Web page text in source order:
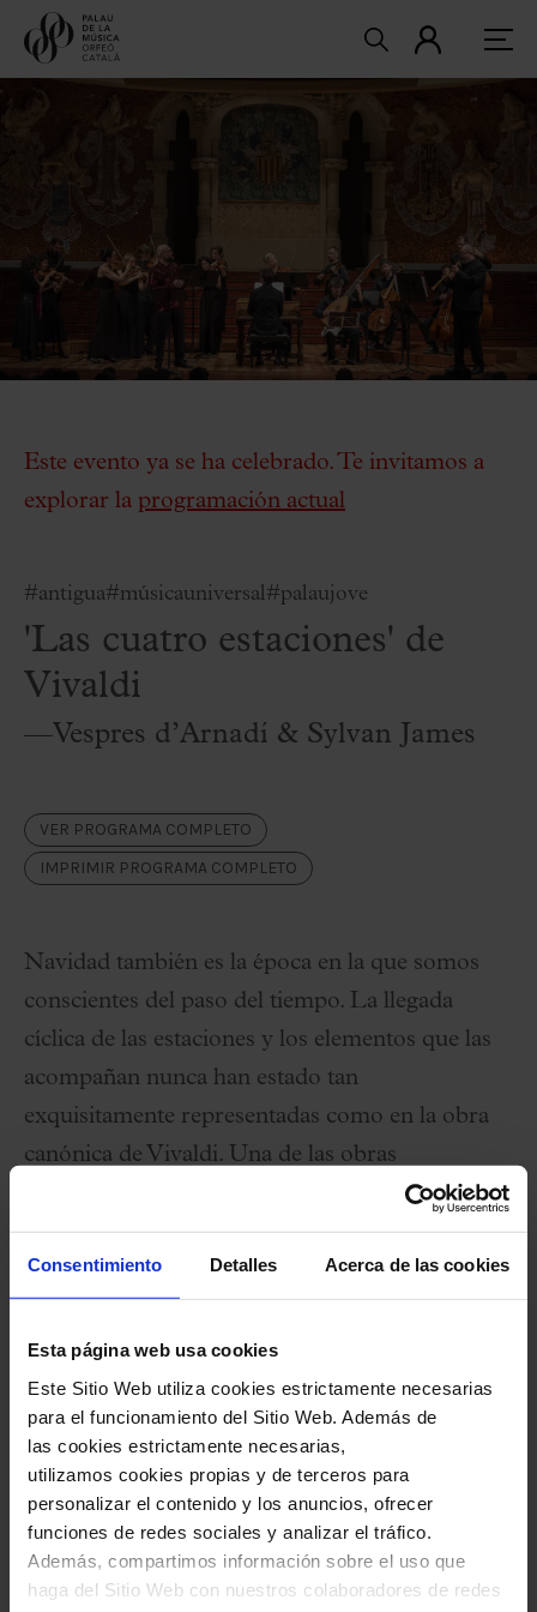
Consentimiento Detalles Acerca de las cookies
Esta página web usa cookies
Este Sitio Web utiliza cookies estrictamente necesarias
para el funcionamiento del Sitio Web. Además de
las cookies estrictamente necesarias,
utilizamos cookies propias y de terceros para
personalizar el contenido y los anuncios, ofrecer
funciones de redes sociales y analizar el tráfico.
Además, compartimos información sobre el uso que
haga del Sitio Web con nuestros colaboradores de redes
Este evento ya se ha celebrado. Te invitamos a
explorar la programación actual
#antigua#músicauniversal#palaujove
'Las cuatro estaciones' de
Vivaldi
—Vespres d’Arnadí & Sylvan James
VER PROGRAMA COMPLETO
IMPRIMIR PROGRAMA COMPLETO
Navidad también es la época en la que somos
conscientes del paso del tiempo. La llegada
cíclica de las estaciones y los elementos que las
acompañan nunca han estado tan
exquisitamente representadas como en la obra
canónica de Vivaldi. Una de las obras
imprescindibles de la música clásica que todo el
mundo debería escuchar, al menos una vez en la
vida, y qué mejor lugar para disfrutarla que la
un verdadero jardín de piedra donde el tiempo,
en este caso, nunca pasa.
Ficha artística
Iraida Sardà,rapsoda
Vespres d’Arnadí,orquesta barroca